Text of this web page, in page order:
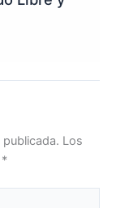
Los
*